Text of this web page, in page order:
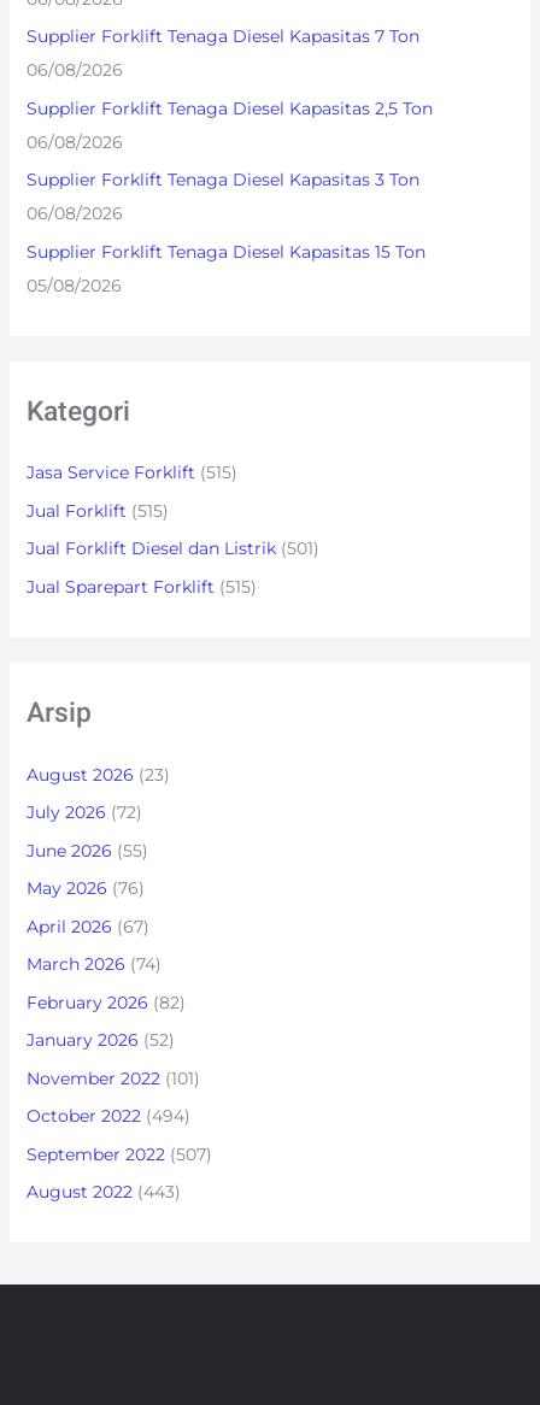
o
r
:
Supplier Forklift Tenaga Diesel Kapasitas 7 Ton
06/08/2026
Supplier Forklift Tenaga Diesel Kapasitas 2,5 Ton
06/08/2026
Supplier Forklift Tenaga Diesel Kapasitas 3 Ton
06/08/2026
Supplier Forklift Tenaga Diesel Kapasitas 15 Ton
05/08/2026
Kategori
Jasa Service Forklift (515)
Jual Forklift (515)
Jual Forklift Diesel dan Listrik(501)
Jual Sparepart Forklift (515)
Arsip
August 2026 (23)
July 2026 (72)
June 2026 (55)
May 2026 (76)
April 2026 (67)
March 2026 (74)
February 2026 (82)
January 2026 (52)
November 2022(101)
October 2022(494)
September 2022(507)
August 2022(443)